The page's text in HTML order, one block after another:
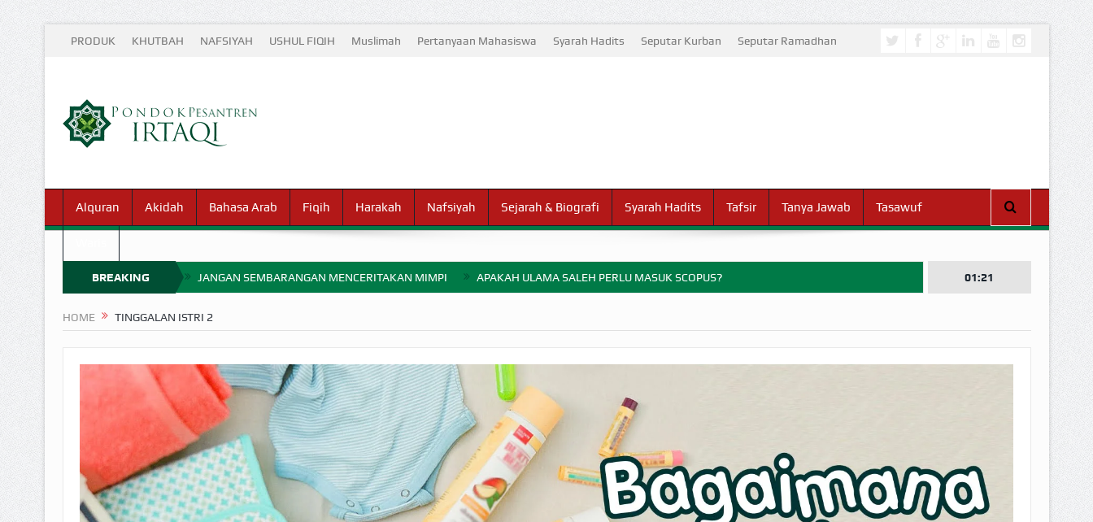
PRODUK KHUTBAH NAFSIYAH USHUL FIQIH Muslimah Pertanyaan Mahasiswa Syarah Hadits Seputar Kurban Seputar Ramadhan
Alquran Akidah Bahasa Arab Fiqih Harakah Nafsiyah Sejarah & Biografi Syarah Hadits Tafsir Tanya Jawab Tasawuf
BREAKING
NEWS
JANGAN SEMBARANGAN MENCERITAKAN MIMPI APAKAH ULAMA SALEH PERLU MASUK SCOPUS?
BAGAIMANA CARA MEMBAYAR ZAKAT UANG? UANG HARAM BISA MENJADI HALAL JIKA SEBAB KEPEMILIKANNYA BERUBAH
ISTIDLAL BATIL VS ISTIDLAL SYAR’I BAHASA CINTA KARENA ALLAH HUKUM MEMBAYAR ZAKAT DENGAN CARA MENGANGSUR
HUKUM MEMBAYAR ZAKAT KEPADA KERABAT SENDIRI
01:21
HOME TINGGALAN ISTRI 2